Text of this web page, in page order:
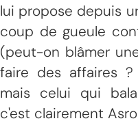
lui propose depuis
coup de gueule
(peut-on blâmer
faire des affaires
mais celui qui
c'est clairement